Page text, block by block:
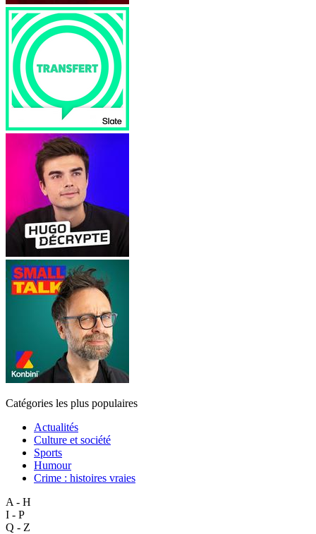
Catégories les plus populaires
Actualités
Culture et société
Sports
Humour
Crime : histoires vraies
A - H
I - P
Q - Z